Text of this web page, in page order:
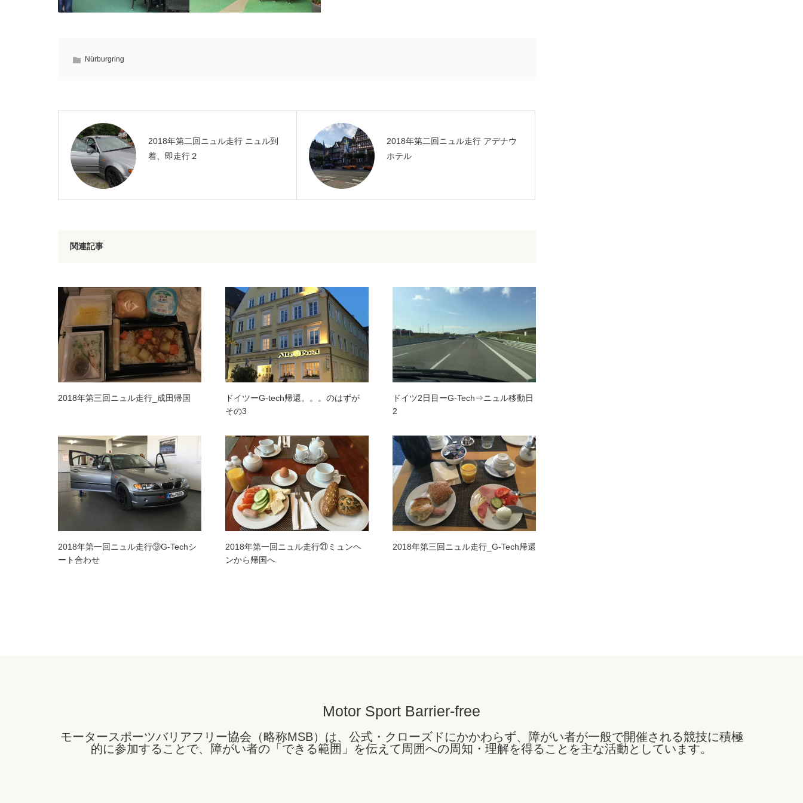
Nürburgring
2018年第二回ニュル走行 ニュル到
着、即走行２
2018年第二回ニュル走行 アデナウ
ホテル
関連記事
2018年第三回ニュル走行_成田帰国
ドイツーG-tech帰還。。。のはずが
その3
ドイツ2日目ーG-Tech⇒ニュル移動日
2
2018年第一回ニュル走行⑨G-Techシ
ート合わせ
2018年第一回ニュル走行㉑ミュンヘ
ンから帰国へ
2018年第三回ニュル走行_G-Tech帰還
Motor Sport Barrier-free
モータースポーツバリアフリー協会（略称MSB）は、公式・クローズドにかかわらず、障がい者が一般で開催される競技に積極
的に参加することで、障がい者の「できる範囲」を伝えて周囲への周知・理解を得ることを主な活動としています。